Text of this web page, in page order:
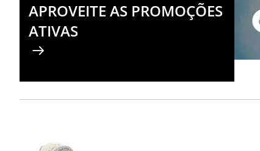
APROVEITE AS PROMOÇÕES
ATIVAS